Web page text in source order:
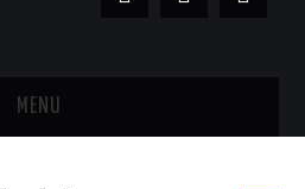
MENU